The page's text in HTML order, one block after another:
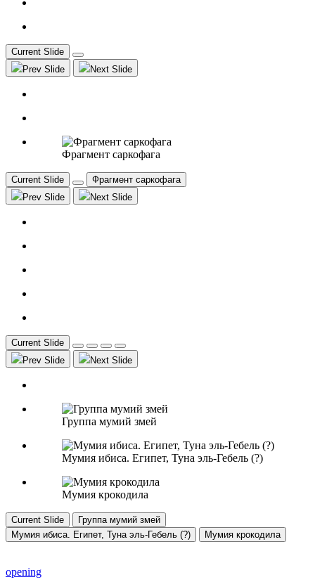
Current Slide
Prev Slide
Next Slide
Фрагмент саркофага
Current Slide
Фрагмент саркофага
Prev Slide
Next Slide
Current Slide
Prev Slide
Next Slide
Группа мумий змей
Мумия ибиса. Египет, Туна эль-Гебель (?)
Мумия крокодила
Current Slide
Группа мумий змей
Мумия ибиса. Египет, Туна эль-Гебель (?)
Мумия крокодила
opening